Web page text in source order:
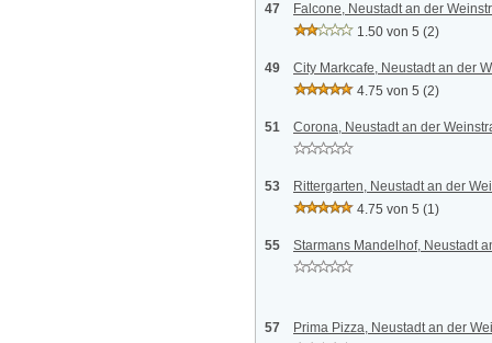
47
Falcone, Neustadt an der
1.50 von 5 (2)
49
City Markcafe, Neustadt an der
4.75 von 5 (2)
51 Corona, Neustadt an der
53
Rittergarten, Neustadt an der
4.75 von 5 (1)
55 Starmans Mandelhof, Neustadt
57 Prima Pizza, Neustadt an der